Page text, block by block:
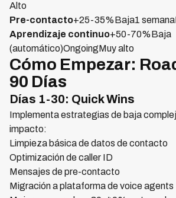
Alto
Pre-contacto+25-35%Baja1
Aprendizaje continuo+50-70%Baja
(automático)OngoingMuy alto
Cómo Empezar:
90 Días
Días 1-30: Quick Wins
Implementa estrategias de baja
impacto:
Limpieza básica de datos de contacto
Optimización de caller ID
Mensajes de pre-contacto
Migración a plataforma de voice agents